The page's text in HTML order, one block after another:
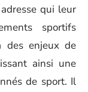
qui leur
sportifs
des enjeux de
ainsi une
de sport. Il